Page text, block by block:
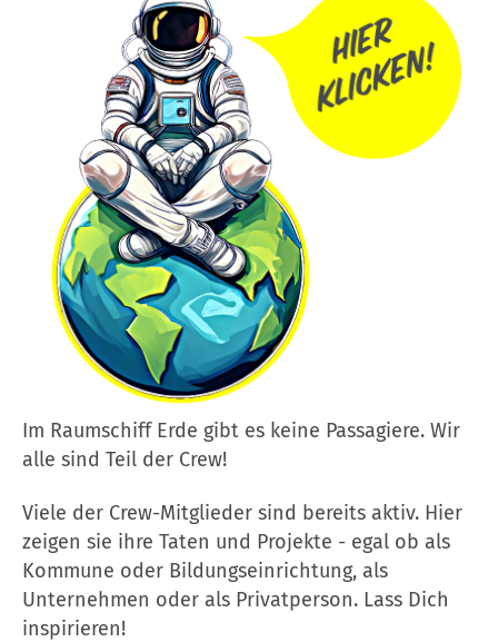
Im Raumschiff Erde gibt es keine Passagiere. Wir
alle sind Teil der Crew!
Viele der Crew-Mitglieder sind bereits aktiv. Hier
zeigen sie ihre Taten und Projekte - egal ob als
Kommune oder Bildungseinrichtung, als
Unternehmen oder als Privatperson. Lass Dich
inspirieren!